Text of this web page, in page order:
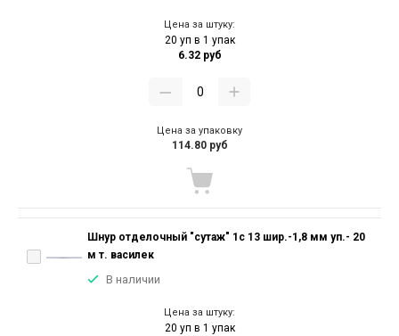
Цена за штуку:
20 уп в 1 упак
6.32 руб
Цена за упаковку
114.80 руб
Шнур отделочный "сутаж" 1с 13 шир.-1,8 мм уп.- 20
м т. василек
В наличии
Цена за штуку:
20 уп в 1 упак